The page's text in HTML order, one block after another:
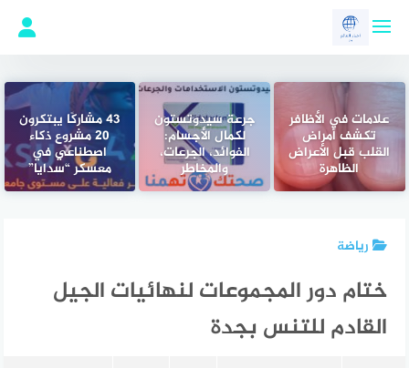
علامات في الأظافر
تكشف أمراض
القلب قبل الأعراض
الظاهرة
جرعة سيدوتستون
لكمال الأجسام:
الفوائد، الجرعات،
والمخاطر
43 مشاركًا يبتكرون
20 مشروع ذكاء
اصطناعي في
معسكر “سدايا”
رياضة
ختام دور المجموعات لنهائيات الجيل
القادم للتنس بجدة